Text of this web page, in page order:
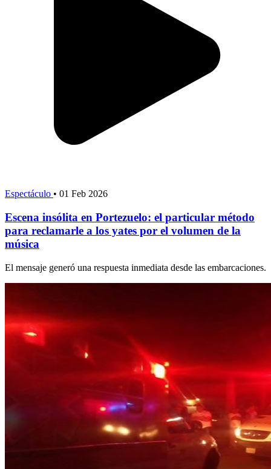
Espectáculo • 01 Feb 2026
Escena insólita en Portezuelo: el particular método
para reclamarle a los yates por el volumen de la
música
El mensaje generó una respuesta inmediata desde las embarcaciones.